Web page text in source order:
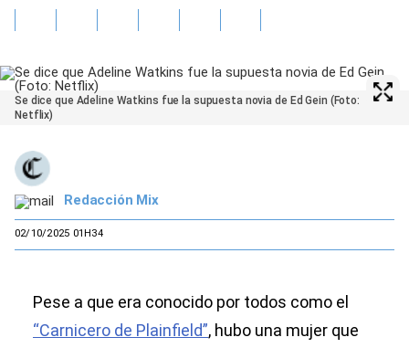
Se dice que Adeline Watkins fue la supuesta novia de Ed Gein (Foto:
Netflix)
Redacción Mix
02/10/2025 01H34
Pese a que era conocido por todos como el
“Carnicero de Plainfield”, hubo una mujer que